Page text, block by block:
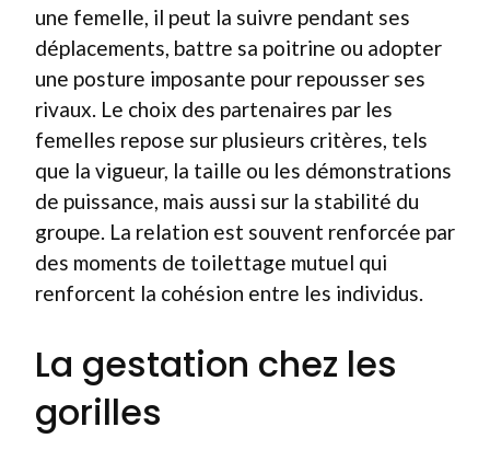
une femelle, il peut la suivre pendant ses
déplacements, battre sa poitrine ou adopter
une posture imposante pour repousser ses
rivaux. Le choix des partenaires par les
femelles repose sur plusieurs critères, tels
que la vigueur, la taille ou les démonstrations
de puissance, mais aussi sur la stabilité du
groupe. La relation est souvent renforcée par
des moments de toilettage mutuel qui
renforcent la cohésion entre les individus.
La gestation chez les
gorilles